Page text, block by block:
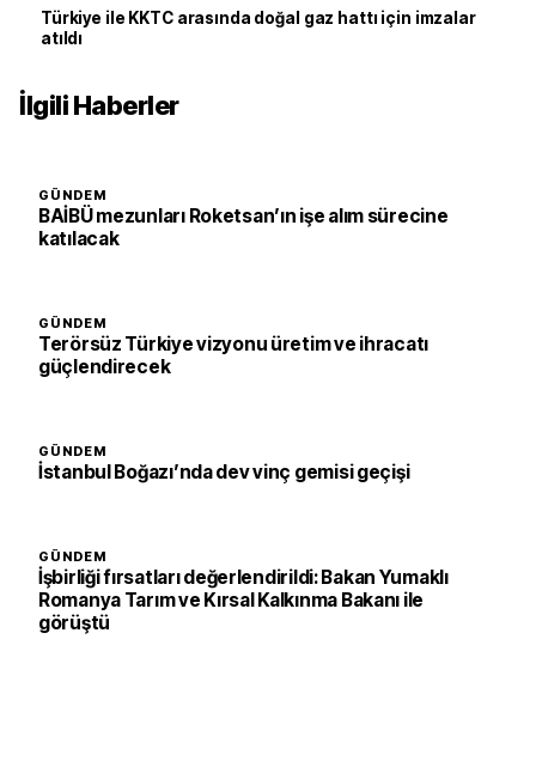
Türkiye ile KKTC arasında doğal gaz hattı için imzalar
atıldı
İlgili Haberler
GÜNDEM
BAİBÜ mezunları Roketsan’ın işe alım sürecine
katılacak
GÜNDEM
Terörsüz Türkiye vizyonu üretim ve ihracatı
güçlendirecek
GÜNDEM
İstanbul Boğazı’nda dev vinç gemisi geçişi
GÜNDEM
İşbirliği fırsatları değerlendirildi: Bakan Yumaklı
Romanya Tarım ve Kırsal Kalkınma Bakanı ile
görüştü